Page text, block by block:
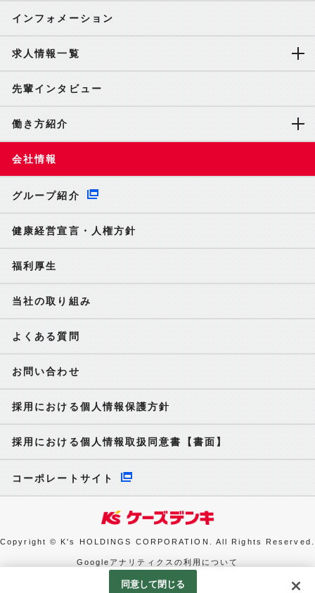
インフォメーション
求人情報一覧
先輩インタビュー
働き方紹介
会社情報
グループ紹介
健康経営宣言・人権方針
福利厚生
当社の取り組み
よくある質問
お問い合わせ
採用における個人情報保護方針
採用における個人情報取扱同意書【書面】
コーポレートサイト
Copyright © K's HOLDINGS CORPORATION. All Rights Reserved.
Googleアナリティクスの利用について
同意して閉じる